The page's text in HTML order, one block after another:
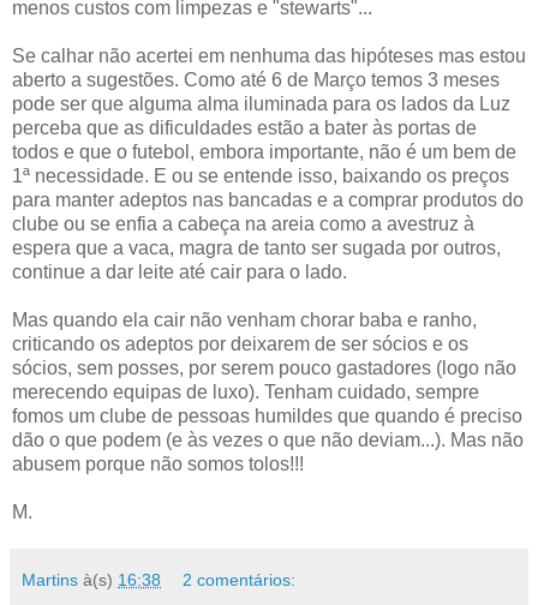
menos custos com limpezas e "stewarts"...
Se calhar não acertei em nenhuma das hipóteses mas estou
aberto a sugestões. Como até 6 de Março temos 3 meses
pode ser que alguma alma iluminada para os lados da Luz
perceba que as dificuldades estão a bater às portas de
todos e que o futebol, embora importante, não é um bem de
1ª necessidade. E ou se entende isso, baixando os preços
para manter adeptos nas bancadas e a comprar produtos do
clube ou se enfia a cabeça na areia como a avestruz à
espera que a vaca, magra de tanto ser sugada por outros,
continue a dar leite até cair para o lado.
Mas quando ela cair não venham chorar baba e ranho,
criticando os adeptos por deixarem de ser sócios e os
sócios, sem posses, por serem pouco gastadores (logo não
merecendo equipas de luxo). Tenham cuidado, sempre
fomos um clube de pessoas humildes que quando é preciso
dão o que podem (e às vezes o que não deviam...). Mas não
abusem porque não somos tolos!!!
M.
Martins à(s) 16:38 2 comentários: